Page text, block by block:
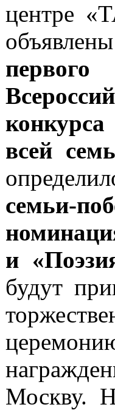
центре
первого
всей
семьи-
и
будут
Москву.